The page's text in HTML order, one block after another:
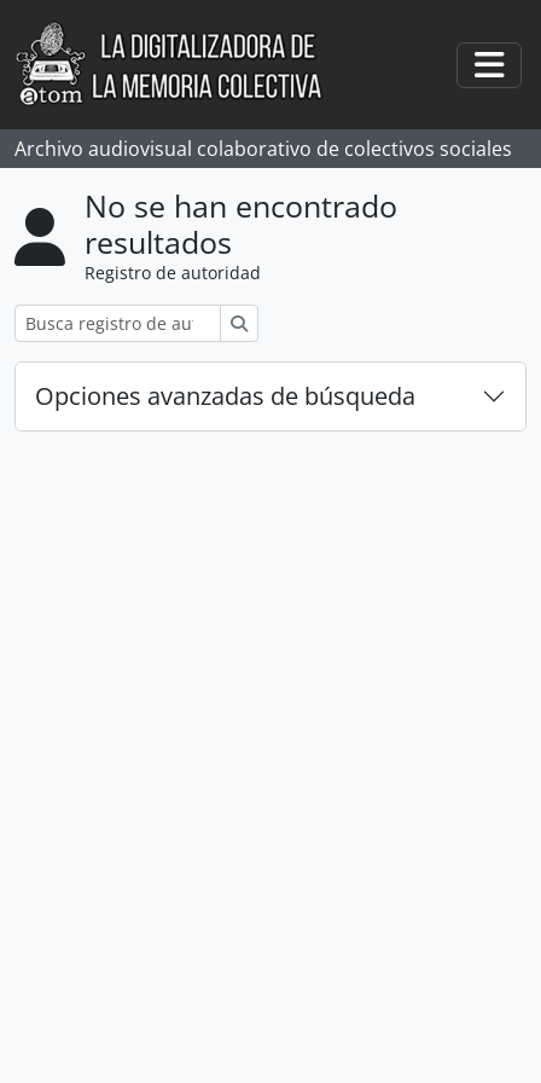
Skip to main content
Archivo audiovisual colaborativo de colectivos sociales
No se han encontrado
resultados
Registro de autoridad
Opciones avanzadas de búsqueda